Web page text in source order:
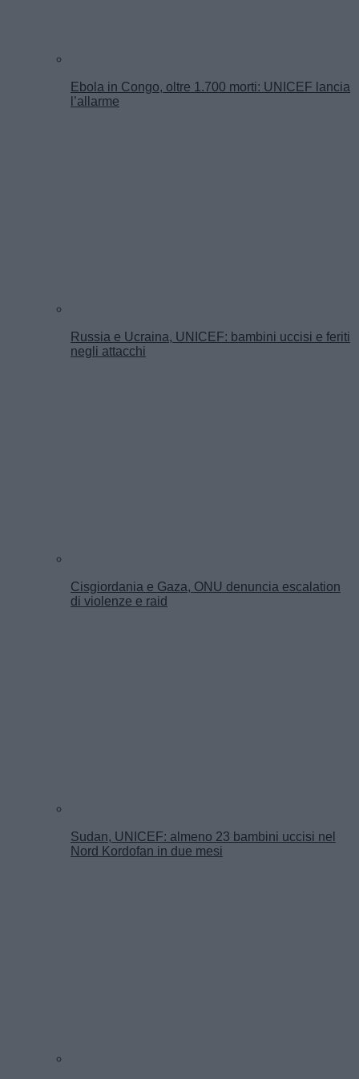
Ebola in Congo, oltre 1.700 morti: UNICEF lancia
l’allarme
Russia e Ucraina, UNICEF: bambini uccisi e feriti
negli attacchi
Cisgiordania e Gaza, ONU denuncia escalation
di violenze e raid
Sudan, UNICEF: almeno 23 bambini uccisi nel
Nord Kordofan in due mesi